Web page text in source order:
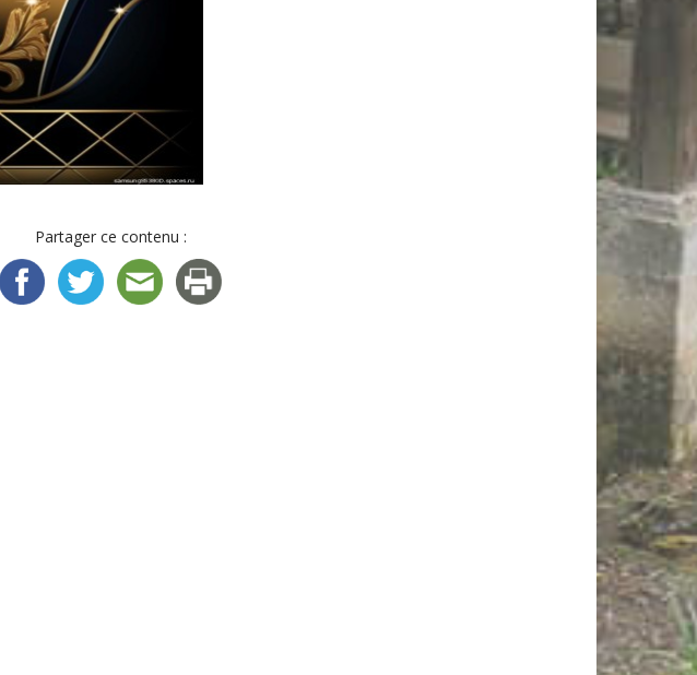
Partager ce contenu :